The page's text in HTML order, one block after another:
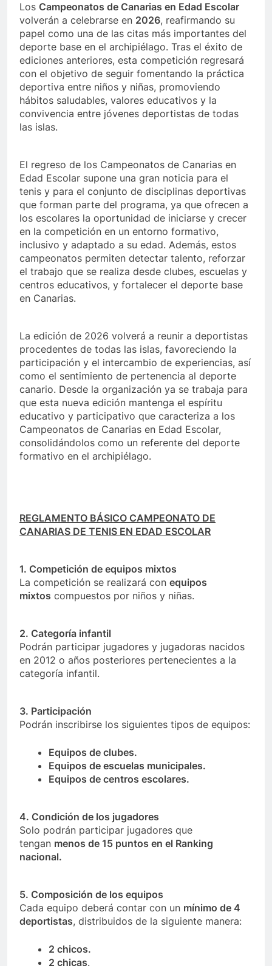
Los Campeonatos de Canarias en Edad Escolar
volverán a celebrarse en 2026, reafirmando su
papel como una de las citas más importantes del
deporte base en el archipiélago. Tras el éxito de
ediciones anteriores, esta competición regresará
con el objetivo de seguir fomentando la práctica
deportiva entre niños y niñas, promoviendo
hábitos saludables, valores educativos y la
convivencia entre jóvenes deportistas de todas
las islas.
El regreso de los Campeonatos de Canarias en
Edad Escolar supone una gran noticia para el
tenis y para el conjunto de disciplinas deportivas
que forman parte del programa, ya que ofrecen a
los escolares la oportunidad de iniciarse y crecer
en la competición en un entorno formativo,
inclusivo y adaptado a su edad. Además, estos
campeonatos permiten detectar talento, reforzar
el trabajo que se realiza desde clubes, escuelas y
centros educativos, y fortalecer el deporte base
en Canarias.
La edición de 2026 volverá a reunir a deportistas
procedentes de todas las islas, favoreciendo la
participación y el intercambio de experiencias, así
como el sentimiento de pertenencia al deporte
canario. Desde la organización ya se trabaja para
que esta nueva edición mantenga el espíritu
educativo y participativo que caracteriza a los
Campeonatos de Canarias en Edad Escolar,
consolidándolos como un referente del deporte
formativo en el archipiélago.
REGLAMENTO BÁSICO CAMPEONATO DE
CANARIAS DE TENIS EN EDAD ESCOLAR
1. Competición de equipos mixtos
La competición se realizará con equipos
mixtos compuestos por niños y niñas.
2. Categoría infantil
Podrán participar jugadores y jugadoras nacidos
en 2012 o años posteriores pertenecientes a la
categoría infantil.
3. Participación
Podrán inscribirse los siguientes tipos de equipos:
Equipos de clubes.
Equipos de escuelas municipales.
Equipos de centros escolares.
4. Condición de los jugadores
Solo podrán participar jugadores que
tengan menos de 15 puntos en el Ranking
nacional.
5. Composición de los equipos
Cada equipo deberá contar con un mínimo de 4
deportistas, distribuidos de la siguiente manera:
2 chicos.
2 chicas.